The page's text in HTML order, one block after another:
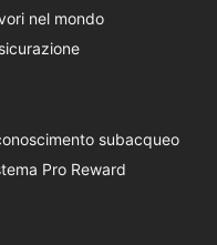
nel mondo
subacqueo
Pro Reward